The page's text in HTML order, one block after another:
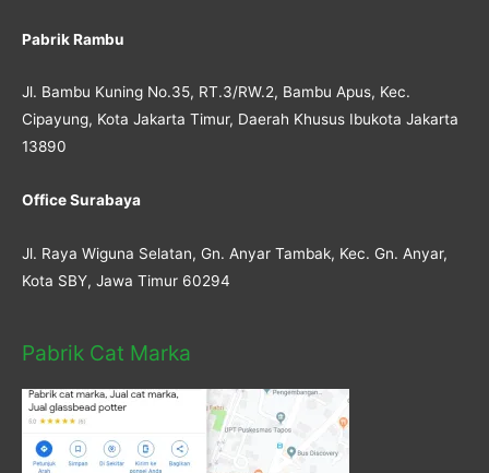
Pabrik Rambu
Jl. Bambu Kuning No.35, RT.3/RW.2, Bambu Apus, Kec.
Cipayung, Kota Jakarta Timur, Daerah Khusus Ibukota Jakarta
13890
Office Surabaya
Jl. Raya Wiguna Selatan, Gn. Anyar Tambak, Kec. Gn. Anyar,
Kota SBY, Jawa Timur 60294
Pabrik Cat Marka